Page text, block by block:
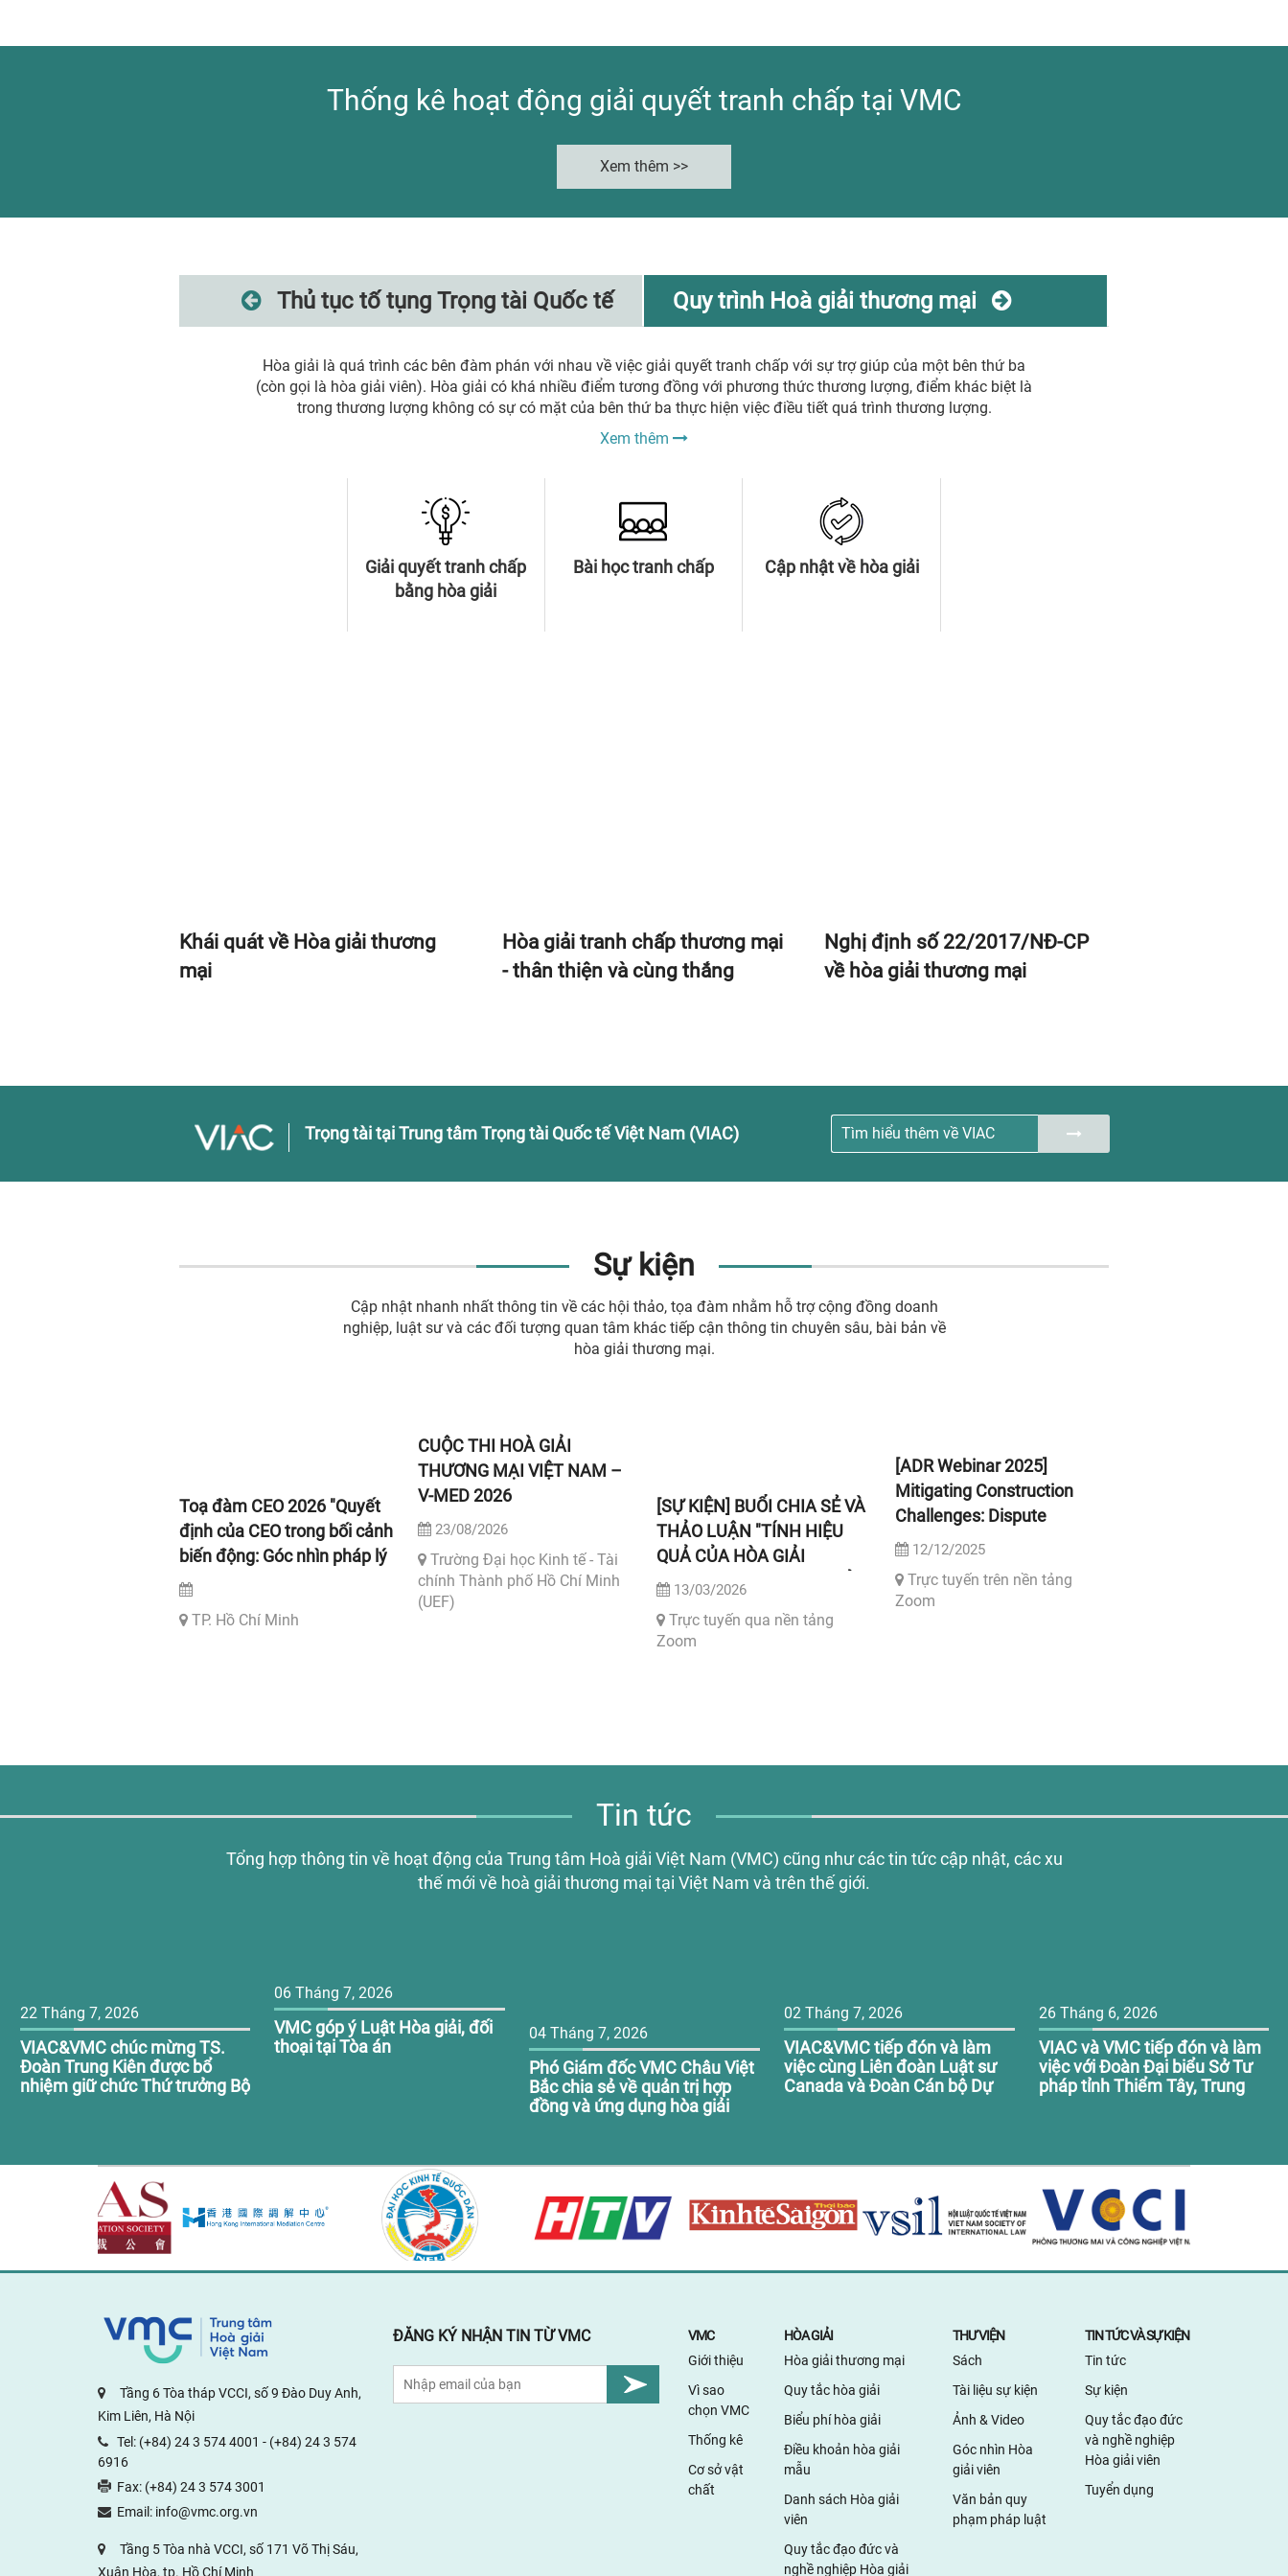
Thống kê hoạt động giải quyết tranh chấp tại VMC
Xem thêm >>
Thủ tục tố tụng Trọng tài Quốc tế Quy trình Hoà giải thương mại
Hòa giải là quá trình các bên đàm phán với nhau về việc giải quyết tranh chấp với sự trợ giúp của một bên thứ ba
(còn gọi là hòa giải viên). Hòa giải có khá nhiều điểm tương đồng với phương thức thương lượng, điểm khác biệt là
trong thương lượng không có sự có mặt của bên thứ ba thực hiện việc điều tiết quá trình thương lượng.
Xem thêm
Giải quyết tranh chấp
bằng hòa giải
Bài học tranh chấp Cập nhật về hòa giải
Khái quát về Hòa giải thương
mại
Hòa giải tranh chấp thương mại
- thân thiện và cùng thắng
Nghị định số 22/2017/NĐ-CP
về hòa giải thương mại
Trọng tài tại Trung tâm Trọng tài Quốc tế Việt Nam (VIAC) Tìm hiểu thêm về VIAC
Sự kiện
Cập nhật nhanh nhất thông tin về các hội thảo, tọa đàm nhằm hỗ trợ cộng đồng doanh
nghiệp, luật sư và các đối tượng quan tâm khác tiếp cận thông tin chuyên sâu, bài bản về
hòa giải thương mại.
Toạ đàm CEO 2026 "Quyết
định của CEO trong bối cảnh
biến động: Góc nhìn pháp lý
để bảo vệ doanh nghiệp và
TP. Hồ Chí Minh
CUỘC THI HOÀ GIẢI
THƯƠNG MẠI VIỆT NAM –
V-MED 2026
23/08/2026
Trường Đại học Kinh tế - Tài
chính Thành phố Hồ Chí Minh
(UEF)
[SỰ KIỆN] BUỔI CHIA SẺ VÀ
THẢO LUẬN "TÍNH HIỆU
QUẢ CỦA HÒA GIẢI
THƯƠNG MẠI TRONG GIẢI
ĐỒNG"
13/03/2026
Trực tuyến qua nền tảng
Zoom
[ADR Webinar 2025]
Mitigating Construction
Challenges: Dispute
Avoidance & Resolution
12/12/2025
Trực tuyến trên nền tảng
Zoom
Tin tức
Tổng hợp thông tin về hoạt động của Trung tâm Hoà giải Việt Nam (VMC) cũng như các tin tức cập nhật, các xu
thế mới về hoà giải thương mại tại Việt Nam và trên thế giới.
22 Tháng 7, 2026
VIAC&VMC chúc mừng TS.
Đoàn Trung Kiên được bổ
nhiệm giữ chức Thứ trưởng Bộ
06 Tháng 7, 2026
VMC góp ý Luật Hòa giải, đối
thoại tại Tòa án
04 Tháng 7, 2026
Phó Giám đốc VMC Châu Việt
Bắc chia sẻ về quản trị hợp
đồng và ứng dụng hòa giải
02 Tháng 7, 2026
VIAC&VMC tiếp đón và làm
việc cùng Liên đoàn Luật sư
Canada và Đoàn Cán bộ Dự
26 Tháng 6, 2026
VIAC và VMC tiếp đón và làm
việc với Đoàn Đại biểu Sở Tư
pháp tỉnh Thiểm Tây, Trung
Tầng 6 Tòa tháp VCCI, số 9 Đào Duy Anh,
Kim Liên, Hà Nội
Tel: (+84) 24 3 574 4001 - (+84) 24 3 574
6916
Fax: (+84) 24 3 574 3001
Email: info@vmc.org.vn
Tầng 5 Tòa nhà VCCI, số 171 Võ Thị Sáu,
Xuân Hòa, tp. Hồ Chí Minh
ĐĂNG KÝ NHẬN TIN TỪ VMC
VMC
Giới thiệu
Vì sao
chọn VMC
Thống kê
Cơ sở vật
chất
HÒA GIẢI
Hòa giải thương mại
Quy tắc hòa giải
Biểu phí hòa giải
Điều khoản hòa giải
mẫu
Danh sách Hòa giải
viên
Quy tắc đạo đức và
nghề nghiệp Hòa giải
THƯ VIỆN
Sách
Tài liệu sự kiện
Ảnh & Video
Góc nhìn Hòa
giải viên
Văn bản quy
phạm pháp luật
TIN TỨC VÀ SỰ KIỆN
Tin tức
Sự kiện
Quy tắc đạo đức
và nghề nghiệp
Hòa giải viên
Tuyển dụng